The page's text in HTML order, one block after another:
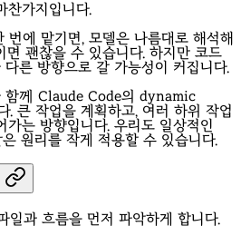
가지입니다.
번에 맡기면, 모델은 나름대로 해석해
면 괜찮을 수 있습니다. 하지만 코드
른 방향으로 갈 가능성이 커집니다.
께 Claude Code의 dynamic
큰 작업을 계획하고, 여러 하위 작업
가는 방향입니다. 우리도 일상적인
원리를 작게 적용할 수 있습니다.
일과 흐름을 먼저 파악하게 합니다.